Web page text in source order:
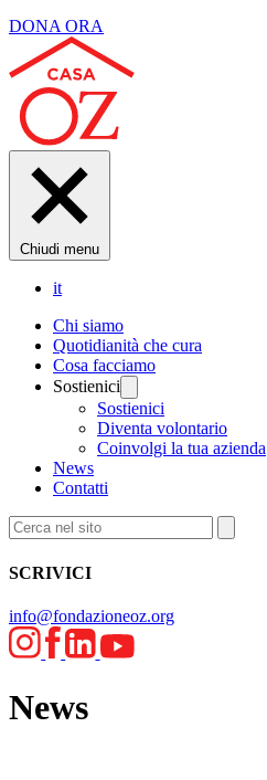
DONA ORA
Chiudi menu
it
Chi siamo
Quotidianità che cura
Cosa facciamo
Sostienici
Sostienici
Diventa volontario
Coinvolgi la tua azienda
News
Contatti
SCRIVICI
info@fondazioneoz.org
News